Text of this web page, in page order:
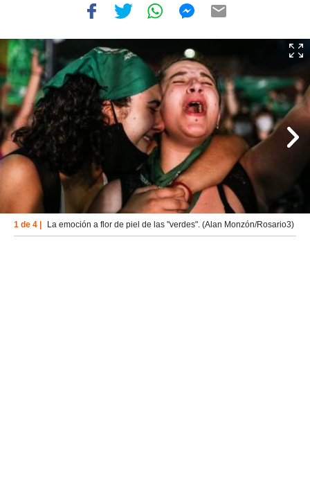
1 de 4 | La emoción a flor de piel de las "verdes". (Alan Monzón/Rosario3)